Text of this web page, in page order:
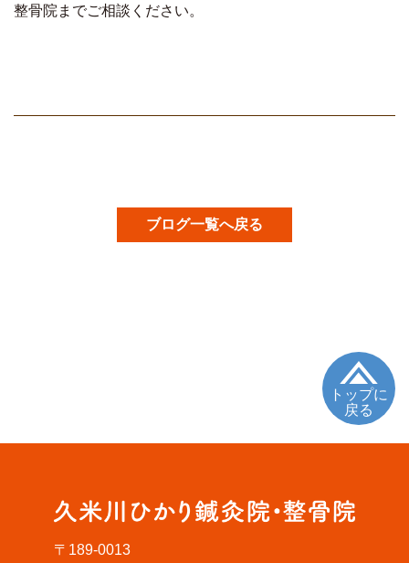
整骨院までご相談ください。
ブログ一覧へ戻る
トップに
戻る
〒189-0013